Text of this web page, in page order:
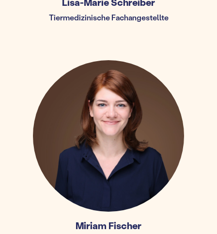
Tiermedizinische Fachangestellte
Miriam Fischer